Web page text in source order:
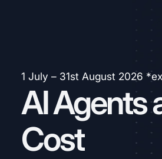
1 July – 31st August 2026
AI Agents
Cost